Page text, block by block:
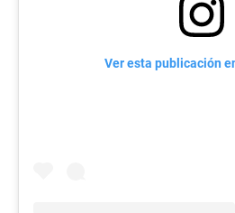
Ver esta publicación